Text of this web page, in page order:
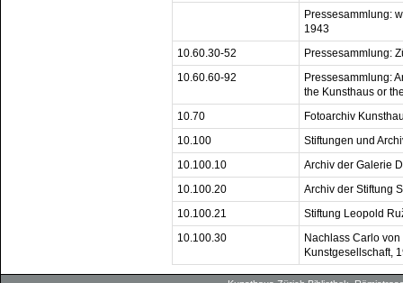
Pressesammlung:
1943
10.60.30-52
Pressesammlung:
10.60.60-92
Pressesammlung:
the Kunsthaus or
10.70
Fotoarchiv
10.100
Stiftungen und
10.100.10
Archiv der Galerie
10.100.20
Archiv der Stiftung
10.100.21
Stiftung Leopold
10.100.30
Nachlass Carlo
Kunstgesellschaft,